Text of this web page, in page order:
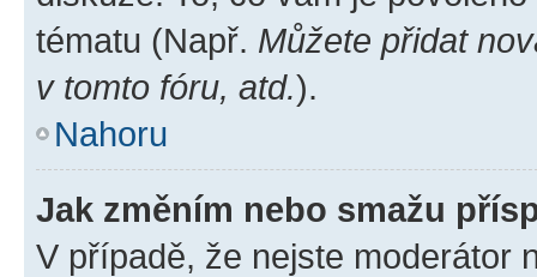
tématu (Např. Můžete přidat
v tomto fóru, atd.).
Nahoru
Jak změním nebo smažu
V případě, že nejste moderátor